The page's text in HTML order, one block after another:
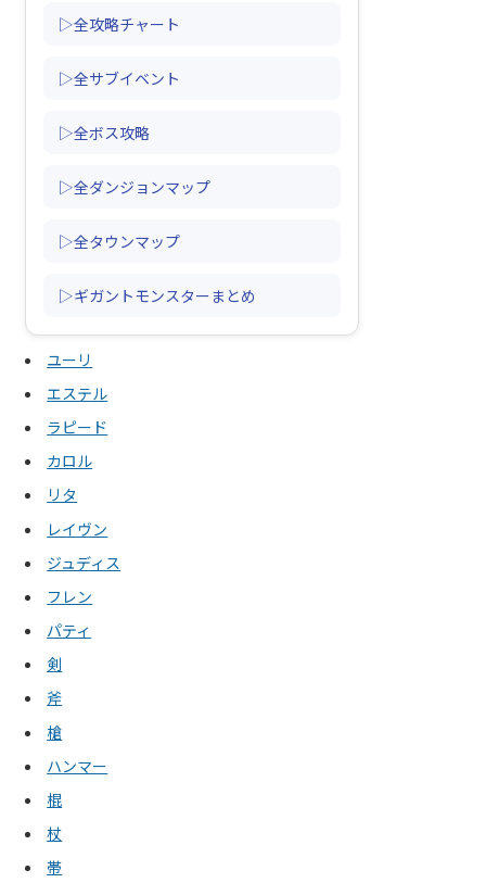
▷全攻略チャート
▷全サブイベント
▷全ボス攻略
▷全ダンジョンマップ
▷全タウンマップ
▷ギガントモンスターまとめ
ユーリ
エステル
ラピード
カロル
リタ
レイヴン
ジュディス
フレン
パティ
剣
斧
槍
ハンマー
棍
杖
帯